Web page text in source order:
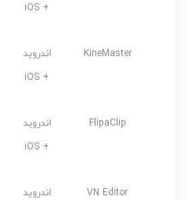
+ iOS
KineMaster
اندروید
+ iOS
FlipaClip
اندروید
+ iOS
VN Editor
اندروید